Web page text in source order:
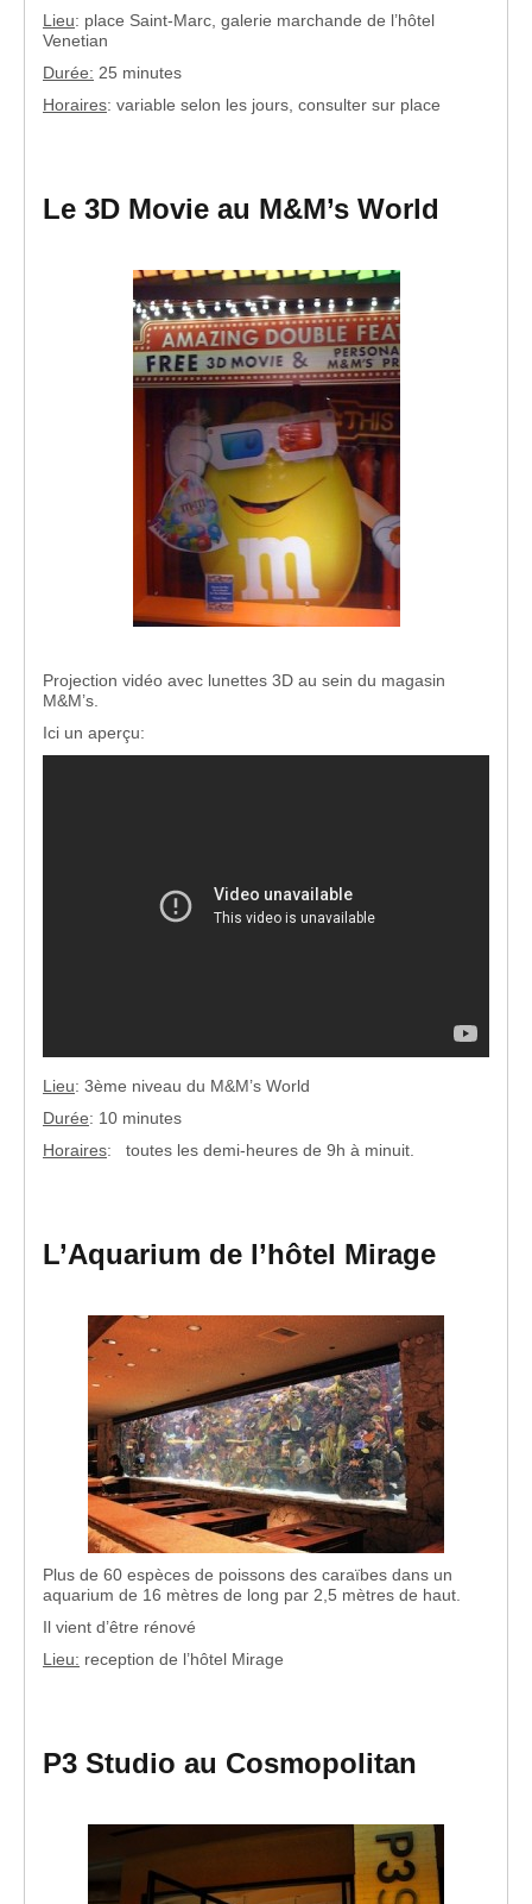
Lieu: place Saint-Marc, galerie marchande de l’hôtel
Venetian
Durée: 25 minutes
Horaires: variable selon les jours, consulter sur place
Le 3D Movie au M&M’s World
Projection vidéo avec lunettes 3D au sein du magasin
M&M’s.
Ici un aperçu:
Lieu: 3ème niveau du M&M’s World
Durée: 10 minutes
Horaires: toutes les demi-heures de 9h à minuit.
L’Aquarium de l’hôtel Mirage
Plus de 60 espèces de poissons des caraïbes dans un
aquarium de 16 mètres de long par 2,5 mètres de haut.
Il vient d’être rénové
Lieu: reception de l’hôtel Mirage
P3 Studio au Cosmopolitan